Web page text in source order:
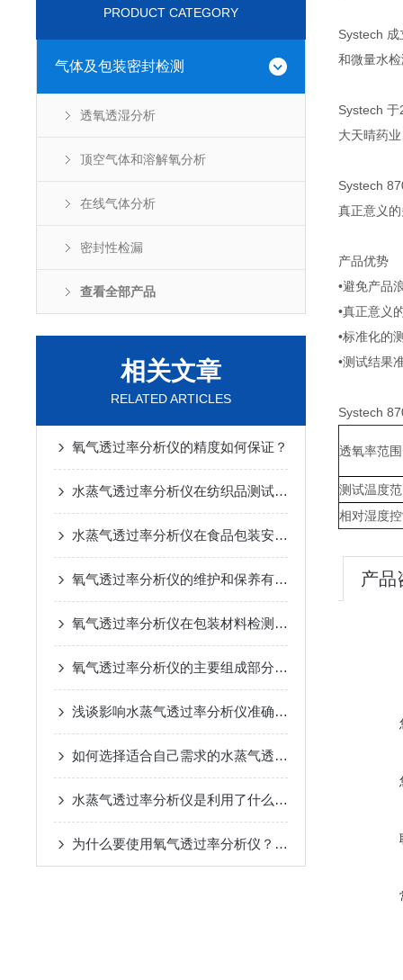
PRODUCT CATEGORY
气体及包装密封检测
透氧透湿分析
顶空气体和溶解氧分析
在线气体分析
密封性检漏
查看全部产品
相关文章
RELATED ARTICLES
氧气透过率分析仪的精度如何保证？
水蒸气透过率分析仪在纺织品测试中的应用
水蒸气透过率分析仪在食品包装安全评估中的关键作用
氧气透过率分析仪的维护和保养有哪些要点？
氧气透过率分析仪在包装材料检测中的应用
氧气透过率分析仪的主要组成部分及其功能
浅谈影响水蒸气透过率分析仪准确性的因素
如何选择适合自己需求的水蒸气透过率分析仪？
水蒸气透过率分析仪是利用了什么原理？又有什么用途？
为什么要使用氧气透过率分析仪？它的原理是什么？
Systech
和微量水
Systech
大天晴药
Systech
真正意义
产品优势
•避免产品
•真正意义
•标准化的
•测试结果
Systech
透氧率范围
测试温度
相对湿度
产品